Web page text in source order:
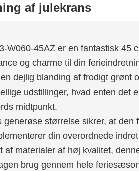
af julekrans
W060-45AZ er en fantastisk 45
og charme til din
dejlig blanding af frodigt grønt
udstillinger, hvad enten det
midtpunkt.
generøse størrelse sikrer, at
din overordnede
af materialer af høj kvalitet,
brug gennem hele